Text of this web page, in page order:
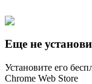
🚀 For Browser
Еще не
Установите его
Chrome Web Store